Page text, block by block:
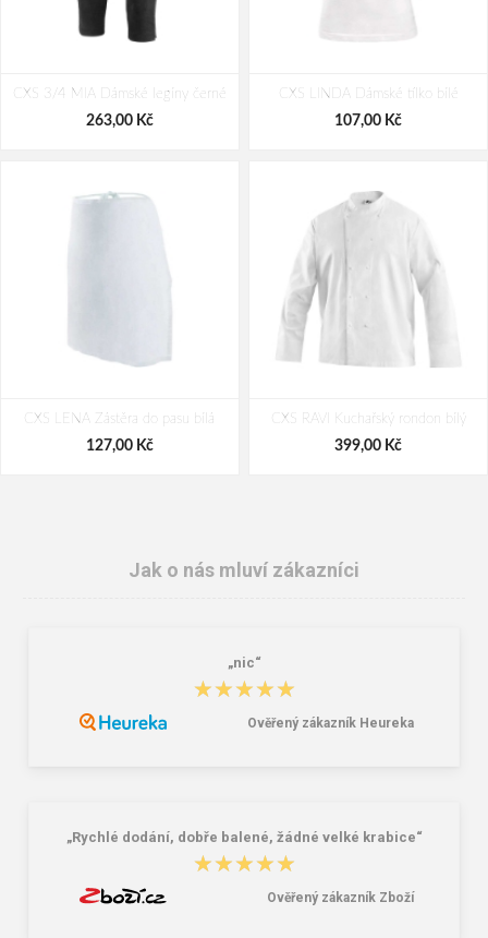
bílá
79,00 Kč
náprsenkou bílá
159,00 Kč
CXS 3/4 MIA Dámské legíny černé
263,00 Kč
CXS LINDA Dámské tílko bílé
107,00 Kč
CXS LENA Zástěra do pasu bílá
127,00 Kč
CXS RAVI Kuchařský rondon bílý
399,00 Kč
Jak o nás mluví zákazníci
„nic“
★★★★★
★★★★★
Ověřený zákazník Heureka
„Rychlé dodání, dobře balené, žádné velké krabice“
★★★★★
★★★★★
Ověřený zákazník Zboží